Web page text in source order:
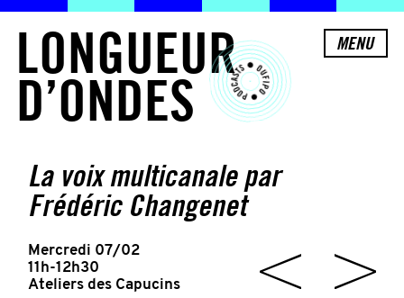
LONGUEUR
D’ONDES
MENU
La voix multicanale par
Frédéric Changenet
Mercredi 07/02
11h-12h30
Ateliers des Capucins